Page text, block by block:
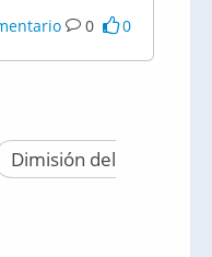
0 0
Dimisión del